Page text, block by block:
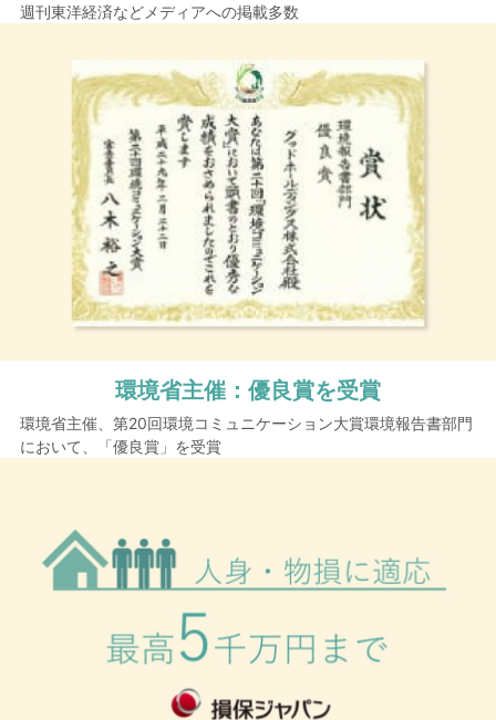
週刊東洋経済などメディアへの掲載多数
環境省主催： 優良賞を受賞
環境省主催、第20回環境コミュニケーション大賞環境報告書部門
において、「優良賞」を受賞